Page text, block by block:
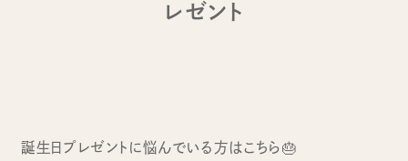
レゼント
誕生日プレゼントに悩んでいる方はこちら🎂